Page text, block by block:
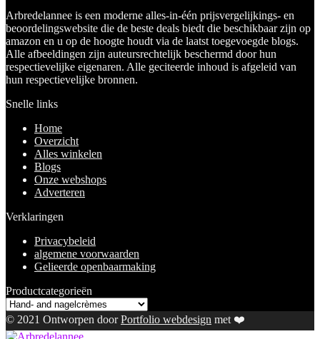
Arbredelannee is een moderne alles-in-één prijsvergelijkings- en
beoordelingswebsite die de beste deals biedt die beschikbaar zijn op
amazon en u op de hoogte houdt via de laatst toegevoegde blogs.
Alle afbeeldingen zijn auteursrechtelijk beschermd door hun
respectievelijke eigenaren. Alle geciteerde inhoud is afgeleid van
hun respectievelijke bronnen.
Snelle links
Home
Overzicht
Alles winkelen
Blogs
Onze webshops
Adverteren
Verklaringen
Privacybeleid
algemene voorwaarden
Gelieerde openbaarmaking
Productcategorieën
© 2021 Ontworpen doorPortfolio webdesign met ❤️